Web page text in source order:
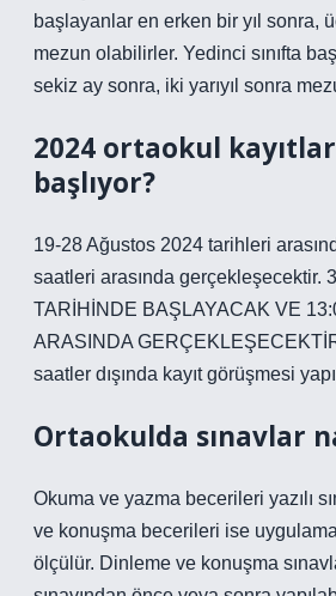
başlayanlar en erken bir yıl sonra,
mezun olabilirler. Yedinci sınıfta
sekiz ay sonra, iki yarıyıl sonra
2024 ortaokul
başlıyor?
19-28 Ağustos 2024 tarihleri
saatleri arasında gerçekleşecektir.
TARİHİNDE BAŞLAYACAK VE
ARASINDA
saatler dışında kayıt görüşmesi
Ortaokulda sınavlar
Okuma ve yazma becerileri yazılı
ve konuşma becerileri ise
ölçülür. Dinleme ve konuşma